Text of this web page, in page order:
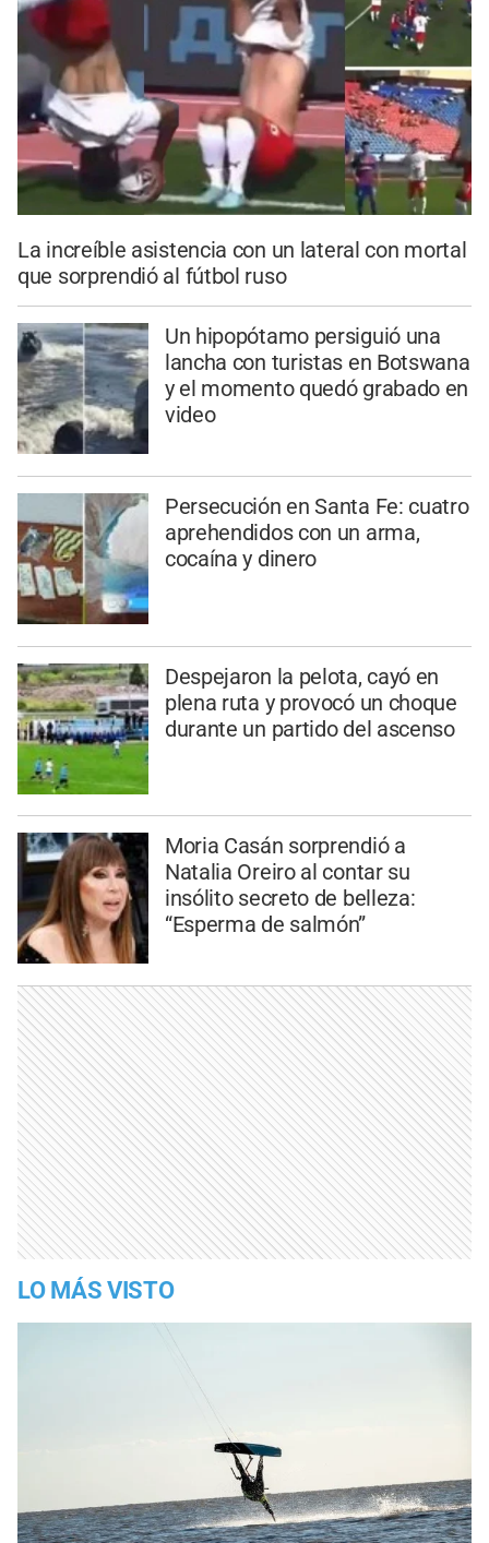
La increíble asistencia con un lateral con mortal
que sorprendió al fútbol ruso
Un hipopótamo persiguió una
lancha con turistas en Botswana
y el momento quedó grabado en
video
Persecución en Santa Fe: cuatro
aprehendidos con un arma,
cocaína y dinero
Despejaron la pelota, cayó en
plena ruta y provocó un choque
durante un partido del ascenso
Moria Casán sorprendió a
Natalia Oreiro al contar su
insólito secreto de belleza:
“Esperma de salmón”
LO MÁS VISTO